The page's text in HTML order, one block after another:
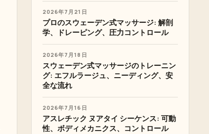
2026年7月21日
プロのスウェーデン式マッサージ: 解剖
学、ドレーピング、圧力コントロール
2026年7月18日
スウェーデン式マッサージのトレーニン
グ: エフルラージュ、ニーディング、安
全な流れ
2026年7月16日
アスレチック ヌアタイ シーケンス: 可動
性、ボディメカニクス、コントロール